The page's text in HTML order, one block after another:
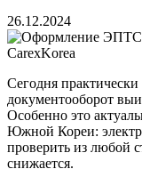
26.12.2024
Сегодня
документооборот
Особенно это
Южной Кореи:
проверить из любой
снижается.